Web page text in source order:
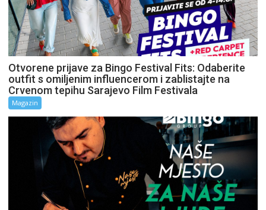
Otvorene prijave za Bingo Festival Fits: Odaberite
outfit s omiljenim influencerom i zablistajte na
Crvenom tepihu Sarajevo Film Festivala
Magazin